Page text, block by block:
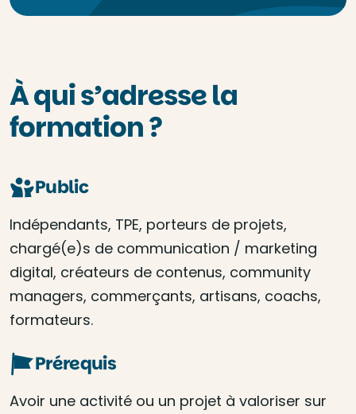
À qui s’adresse la
formation ?
Public
Indépendants, TPE, porteurs de projets,
chargé(e)s de communication / marketing
digital, créateurs de contenus, community
managers, commerçants, artisans, coachs,
formateurs.
Prérequis
Avoir une activité ou un projet à valoriser sur